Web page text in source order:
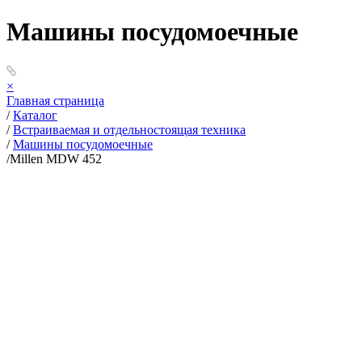
Машины посудомоечные
×
Главная страница
/ Каталог
/ Встраиваемая и отдельностоящая техника
/ Машины посудомоечные
/Millen MDW 452